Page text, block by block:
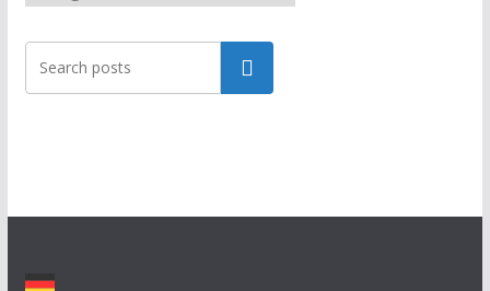
a
t
g
Suchen